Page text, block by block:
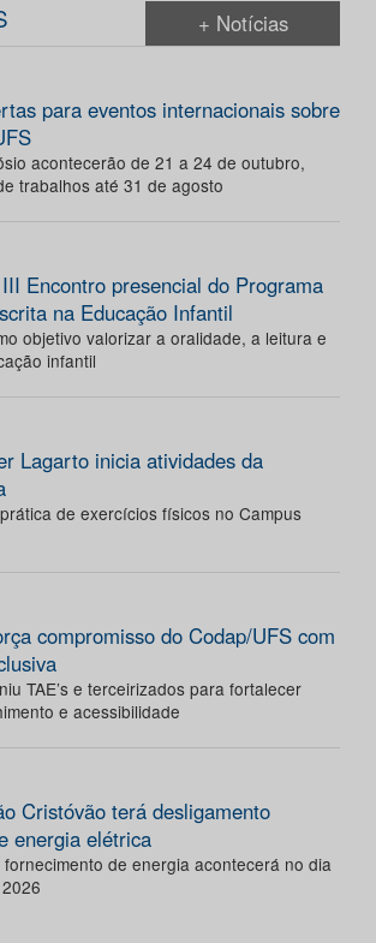
+ Notícias
para eventos internacionais sobre
acontecerão de 21 a 24 de outubro,
trabalhos até 31 de agosto
Encontro presencial do Programa
na Educação Infantil
objetivo valorizar a oralidade, a leitura e
infantil
Lagarto inicia atividades da
de exercícios físicos no Campus
compromisso do Codap/UFS com
TAE’s e terceirizados para fortalecer
e acessibilidade
Cristóvão terá desligamento
energia elétrica
de energia acontecerá no dia